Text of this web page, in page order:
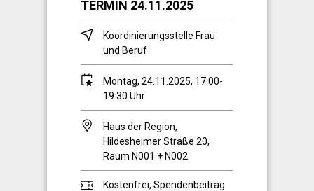
TERMIN 24.11.2025
Koordinierungsstelle Frau
und Beruf
Montag, 24.11.2025, 17:00-
19:30 Uhr
Haus der Region,
Hildesheimer Straße 20,
Raum N001 + N002
Kostenfrei, Spendenbeitrag